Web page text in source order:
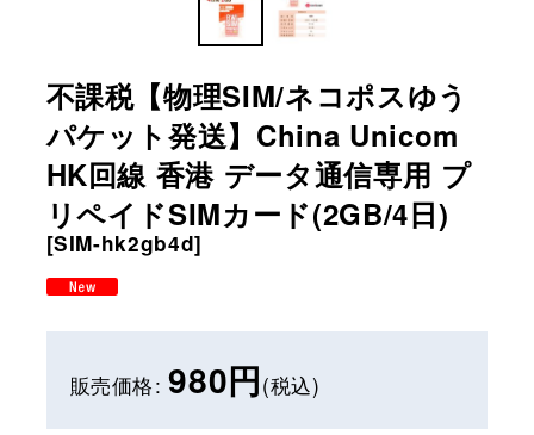
不課税【物理SIM/ネコポスゆう
パケット発送】China Unicom
HK回線 香港 データ通信専用 プ
リペイドSIMカード(2GB/4日)
[SIM-hk2gb4d]
販売価格: 980円(税込)